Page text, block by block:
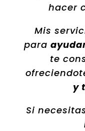
hacer
Mis
para
te
y
Si